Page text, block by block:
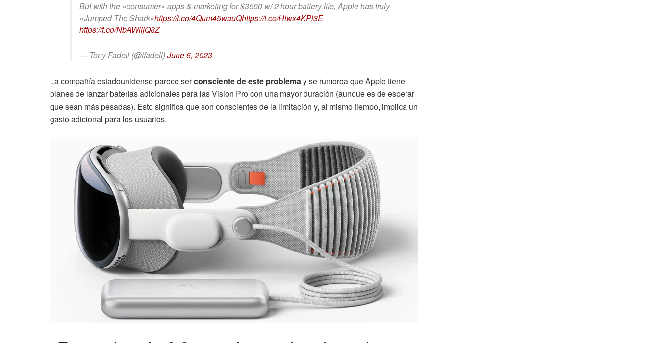
But with the «consumer» apps & marketing for $3500 w/ 2 hour battery life, Apple has truly
«Jumped The Shark»https://t.co/4Qum45wauQhttps://t.co/Htwx4KPl3E
https://t.co/NbAWlijQ8Z
— Tony Fadell (@tfadell)June 6, 2023
La compañía estadounidense parece serconsciente de este problemay se rumorea que Apple tiene
planes de lanzar baterías adicionales para las Vision Pro con una mayor duración (aunque es de esperar
que sean más pesadas). Esto significa que son conscientes de la limitación y, al mismo tiempo, implica un
gasto adicional para los usuarios.